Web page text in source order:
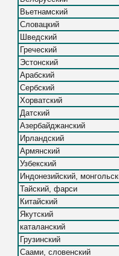
Вьетнамский
Словацкий
Шведский
Греческий
Эстонский
Арабский
Сербский
Хорватский
Датский
Азербайджанский
Ирландский
Армянский
Узбекский
Индонезийский,
Тайский, фарси
Китайский
Якутский
каталанский
Грузинский
Саами, словенский